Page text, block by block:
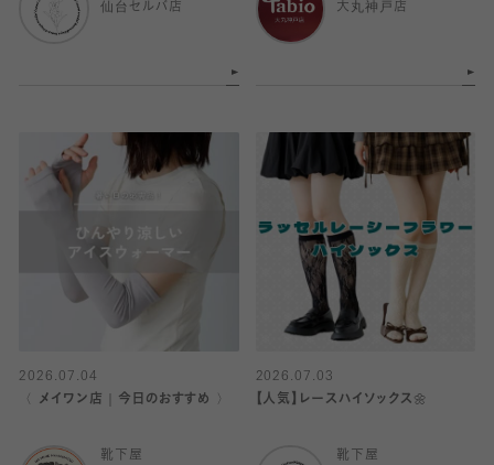
仙台セルバ店
大丸神戸店
2026.07.04
〈 メイワン店｜今日のおすすめ 〉
靴下屋
2026.07.03
【人気】レースハイソックス🌼
靴下屋